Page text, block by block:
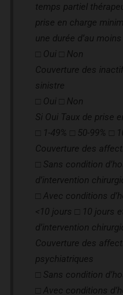
temps partiel
prise en charge
une durée d’au
□ Oui □ Non
Couverture des
sinistre
□ Oui □ Non
Si Oui Taux de prise
□ 1-49% □ 50-99% □
Couverture des
□ Sans condition
d’intervention
□ Avec conditions
<10 jours □ 10 jours
d’intervention
Couverture des
psychiatriques
□ Sans condition
□ Avec conditions